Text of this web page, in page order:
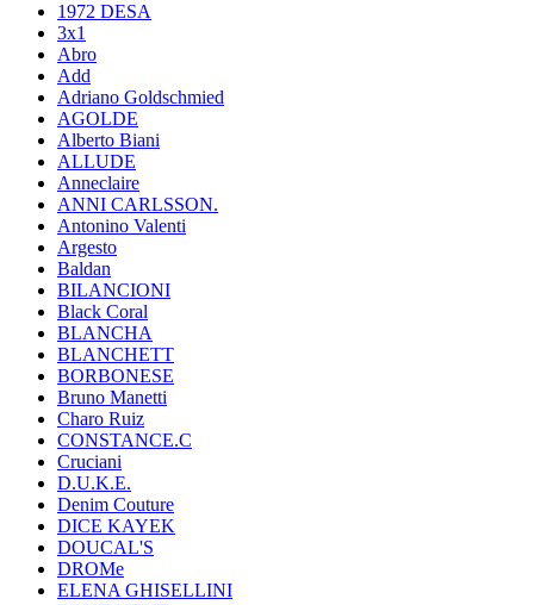
1972 DESA
3x1
Abro
Add
Adriano Goldschmied
AGOLDE
Alberto Biani
ALLUDE
Anneclaire
ANNI CARLSSON.
Antonino Valenti
Argesto
Baldan
BILANCIONI
Black Coral
BLANCHA
BLANCHETT
BORBONESE
Bruno Manetti
Charo Ruiz
CONSTANCE.C
Cruciani
D.U.K.E.
Denim Couture
DICE KAYEK
DOUCAL'S
DROMe
ELENA GHISELLINI